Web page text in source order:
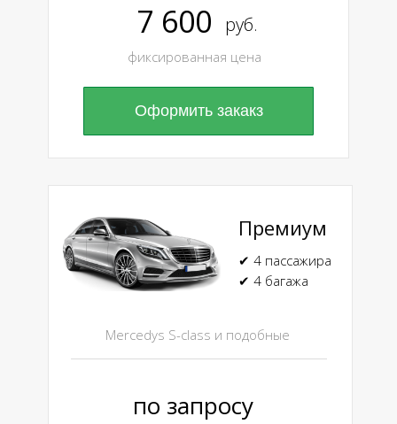
фиксированная цена
Премиум
Mercedуs S-class и подобные
✔ 4 пассажира
✔ 4 багажа
по запросу
Оформить закакз
7 600 руб.